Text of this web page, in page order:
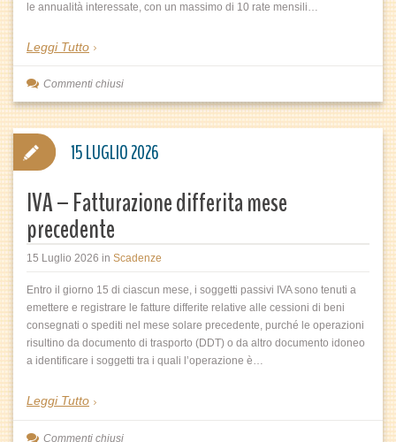
le annualità interessate, con un massimo di 10 rate mensili…
Leggi Tutto
Commenti chiusi
IVA – Fatturazione differita mese
precedente
15 Luglio 2026 in Scadenze
Entro il giorno 15 di ciascun mese, i soggetti passivi IVA sono tenuti a
emettere e registrare le fatture differite relative alle cessioni di beni
consegnati o spediti nel mese solare precedente, purché le operazioni
risultino da documento di trasporto (DDT) o da altro documento idoneo
a identificare i soggetti tra i quali l’operazione è…
Leggi Tutto
15 LUGLIO 2026
Commenti chiusi